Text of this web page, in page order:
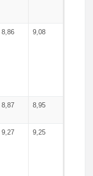
8,86 9,08
8,87 8,95
9,27 9,25